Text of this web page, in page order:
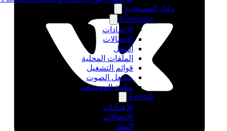
دليل المستخدم
Evermusic
الإعدادات
الاتصالات
التنقل
الملفات المحلية
قوائم التشغيل
مشغل الصوت
مكتبة الموسيقى
Evertag
الإعدادات
الاتصالات
التنقل